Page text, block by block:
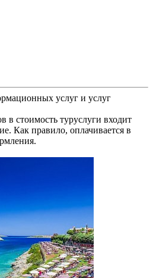
услуг и услуг
в стоимость туруслуги входит
Как правило, оплачивается в